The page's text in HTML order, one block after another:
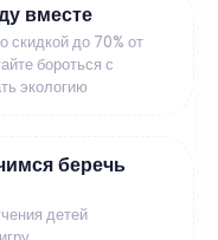
вместе
скидкой до 70% от
бороться с
экологию
беречь
детей